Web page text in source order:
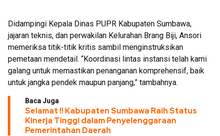
Didampingi Kepala Dinas PUPR Kabupaten Sumbawa,
jajaran teknis, dan perwakilan Kelurahan Brang Biji, Ansori
memeriksa titik-titik kritis sambil menginstruksikan
pemetaan mendetail. “Koordinasi lintas instansi telah kami
galang untuk memastikan penanganan komprehensif, baik
untuk jangka pendek maupun panjang,” tambahnya.
Baca Juga
Selamat !! Kabupaten Sumbawa Raih Status
Kinerja Tinggi dalam Penyelenggaraan
Pemerintahan Daerah